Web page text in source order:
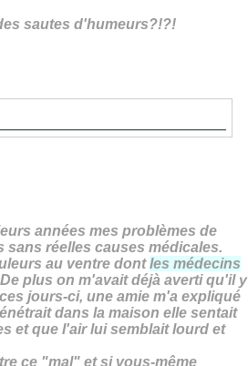
sautes d'humeurs?!?!
années mes problèmes de
réelles causes médicales.
au ventre dontles médecins
plus on m'avait déjà averti qu'il y
jours-ci, une amie m'a expliqué
dans la maison elle sentait
et que l'air lui semblait lourd et
ce "mal" et si vous-même